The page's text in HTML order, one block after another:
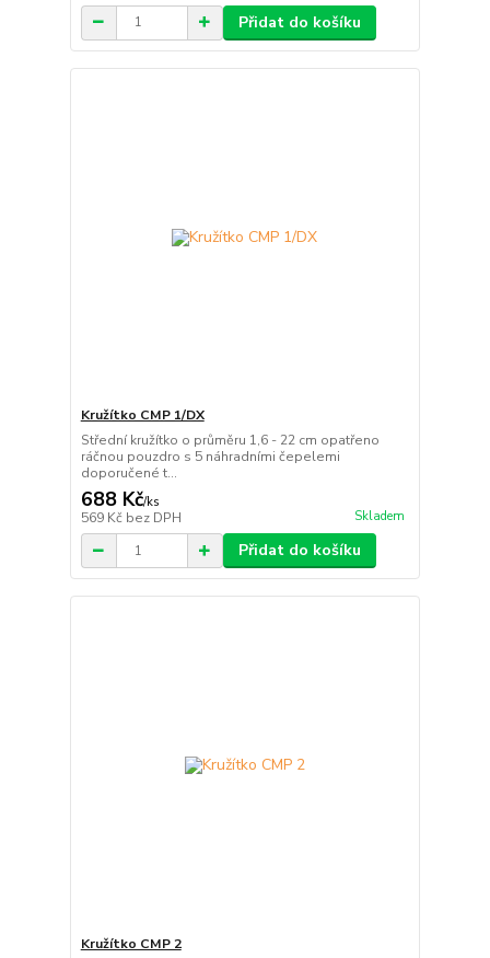
Přidat do košíku
Kružítko CMP 1/DX
Střední kružítko o průměru 1,6 - 22 cm opatřeno
ráčnou pouzdro s 5 náhradními čepelemi
doporučené t...
688 Kč/ks
569 Kč bez DPH Skladem
Přidat do košíku
Kružítko CMP 2